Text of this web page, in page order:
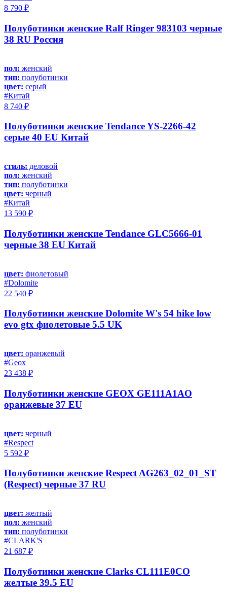
8 790 ₽
Полуботинки женские Ralf Ringer 983103 черные
38 RU Россия
пол: женский
тип: полуботинки
цвет: серый
#Китай
8 740 ₽
Полуботинки женские Tendance YS-2266-42
серые 40 EU Китай
стиль: деловой
пол: женский
тип: полуботинки
цвет: черный
#Китай
13 590 ₽
Полуботинки женские Tendance GLC5666-01
черные 38 EU Китай
цвет: фиолетовый
#Dolomite
22 540 ₽
Полуботинки женские Dolomite W's 54 hike low
evo gtx фиолетовые 5.5 UK
цвет: оранжевый
#Geox
23 438 ₽
Полуботинки женские GEOX GE111A1AO
оранжевые 37 EU
цвет: черный
#Respect
5 592 ₽
Полуботинки женские Respect AG263_02_01_ST
(Respect) черные 37 RU
цвет: желтый
пол: женский
тип: полуботинки
#CLARK'S
21 687 ₽
Полуботинки женские Clarks CL111E0CO
желтые 39.5 EU